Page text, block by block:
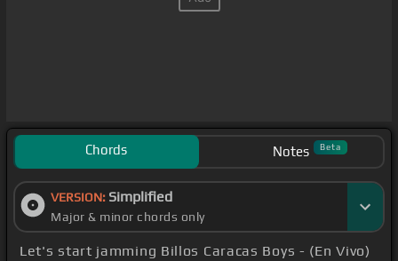
Chords Notes Beta
VERSION: Simplified
Major & minor chords only
Let's start jamming Billos Caracas Boys - (En Vivo)